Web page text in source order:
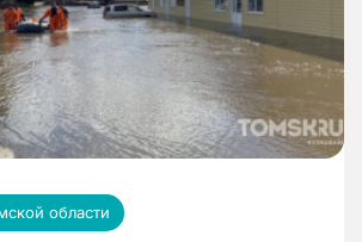
области